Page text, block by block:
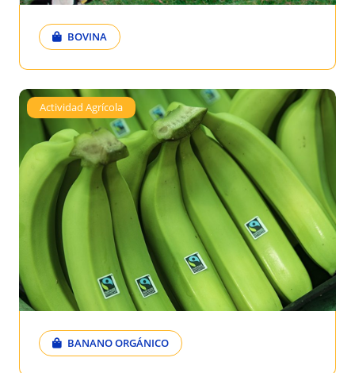
BOVINA
Actividad Agrícola
BANANO ORGÁNICO